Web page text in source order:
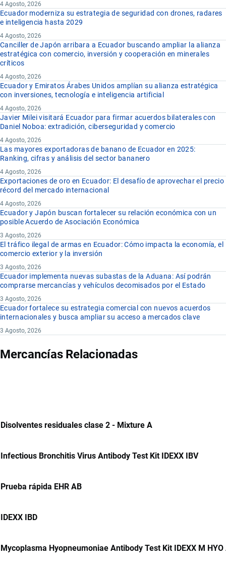
4 Agosto, 2026
Ecuador moderniza su estrategia de seguridad con drones, radares
e inteligencia hasta 2029
4 Agosto, 2026
Canciller de Japón arribara a Ecuador buscando ampliar la alianza
estratégica con comercio, inversión y cooperación en minerales
críticos
4 Agosto, 2026
Ecuador y Emiratos Árabes Unidos amplían su alianza estratégica
con inversiones, tecnología e inteligencia artificial
4 Agosto, 2026
Javier Milei visitará Ecuador para firmar acuerdos bilaterales con
Daniel Noboa: extradición, ciberseguridad y comercio
4 Agosto, 2026
Las mayores exportadoras de banano de Ecuador en 2025:
Ranking, cifras y análisis del sector bananero
4 Agosto, 2026
Exportaciones de oro en Ecuador: El desafío de aprovechar el precio
récord del mercado internacional
4 Agosto, 2026
Ecuador y Japón buscan fortalecer su relación económica con un
posible Acuerdo de Asociación Económica
3 Agosto, 2026
El tráfico ilegal de armas en Ecuador: Cómo impacta la economía, el
comercio exterior y la inversión
3 Agosto, 2026
Ecuador implementa nuevas subastas de la Aduana: Así podrán
comprarse mercancías y vehículos decomisados por el Estado
3 Agosto, 2026
Ecuador fortalece su estrategia comercial con nuevos acuerdos
internacionales y busca ampliar su acceso a mercados clave
3 Agosto, 2026
Mercancías Relacionadas
Disolventes residuales clase 2 - Mixture A
Infectious Bronchitis Virus Antibody Test Kit IDEXX IBV
Prueba rápida EHR AB
IDEXX IBD
Mycoplasma Hyopneumoniae Antibody Test Kit IDEXX M HYO